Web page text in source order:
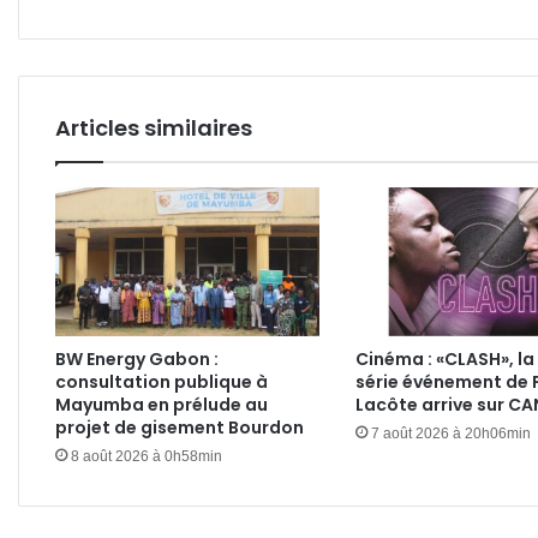
Articles similaires
BW Energy Gabon :
consultation publique à
Mayumba en prélude au
projet de gisement Bourdon
8 août 2026 à 0h58min
Cinéma : «CLASH»,
série événement de
Lacôte arrive sur
7 août 2026 à 20h06min